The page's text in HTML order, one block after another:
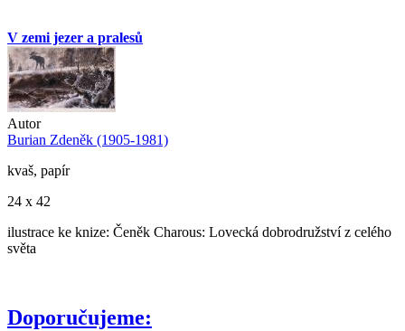
V zemi jezer a pralesů
Autor
Burian Zdeněk (1905-1981)
kvaš, papír
24 x 42
ilustrace ke knize: Čeněk Charous: Lovecká dobrodružství z celého
světa
Doporučujeme: